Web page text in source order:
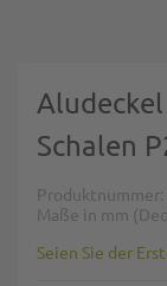
Schalen
Produktnummer
Maße in mm
Seien Sie der